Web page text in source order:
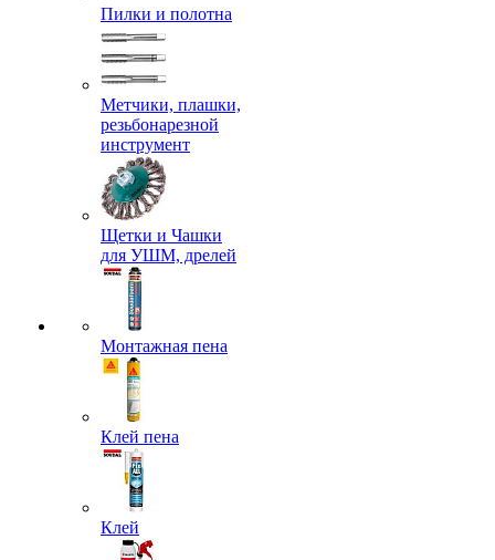
Пилки и полотна
Метчики, плашки,
резьбонарезной
инструмент
Щетки и Чашки
для УШМ, дрелей
Монтажная пена
Клей пена
Клей